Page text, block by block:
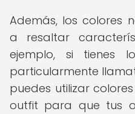
Además, los colores
a resaltar
ejemplo, si tienes
particularmente
puedes utilizar
outfit para que tus